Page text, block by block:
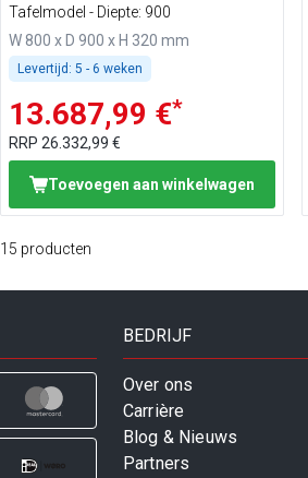
Tafelmodel - Diepte: 900
W 800 x D 900 x H 320 mm
Levertijd: 5 - 6 weken
13.687,99 €*
RRP 26.332,99 €
Toevoegen aan winkelwagen
15 producten
BEDRIJF
Over ons
Carrière
Blog & Nieuws
Partners